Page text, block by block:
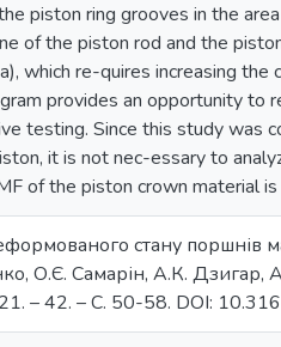
piston ring grooves in the
of the piston rod and the
which re-quires increasing
provides an opportunity
testing. Since this study was
it is not nec-essary to
of the piston crown material
стану поршнів
О.Є. Самарін, А.К. Дзигар,
– 42. – С. 50-58. DOI: